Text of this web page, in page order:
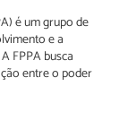
é um grupo de
e a
FPPA busca
entre o poder